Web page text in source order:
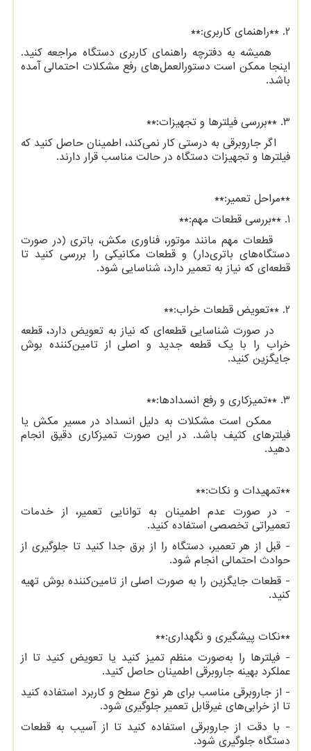
2. **راهنمای کاربری:**
همیشه به دفترچه راهنمای کاربری دستگاه مراجعه کنید.
اینجا ممکن است دستورالعمل‌های رفع مشکلات احتمالی آمده
باشد.
3. **بررسی فیلترها و تجهیزات:**
اگر جاروبرقی به درستی کار نمی‌کند، اطمینان حاصل کنید که
فیلترها و تجهیزات دستگاه در حالت مناسب قرار دارند.
**مراحل تعمیر:**
1. **بررسی قطعات مهم:**
قطعات مهم مانند موتور، فناوری مکش، باتری (در صورت
دستگاه‌های باتری‌دار) و قطعات مکانیکی را بررسی کنید تا
قطعه‌ای که نیاز به تعمیر دارد، شناسایی شود.
2. **تعویض قطعات خراب:**
در صورت شناسایی قطعه‌ای که نیاز به تعویض دارد، قطعه
خراب را با یک قطعه جدید و اصلی از تامین‌کننده بوش
جایگزین کنید.
3. **تمیزکاری و رفع انسدادها:**
ممکن است مشکلات به دلیل انسداد در مسیر مکش یا
فیلترهای کثیف باشد. در این صورت تمیزکاری دقیق انجام
دهید.
**تمهیدات و نکات:**
- در صورت عدم اطمینان به توانایی تعمیر، از خدمات
تعمیراتی تخصصی استفاده کنید.
- قبل از هر تعمیر، دستگاه را از برق جدا کنید تا جلوگیری از
حوادث احتمالی انجام شود.
- قطعات جایگزین را به صورت اصلی از تامین‌کننده بوش تهیه
کنید.
**نکات پیشگیری و نگهداری:**
- فیلترها را به‌صورت منظم تمیز کنید یا تعویض کنید تا از
عملکرد بهینه جاروبرقی اطمینان حاصل کنید.
- از جاروبرقی مناسب برای هر نوع سطح و کاربرد استفاده کنید
تا از خرابی‌های غیرقابل تعمیر جلوگیری شود.
- با دقت از جاروبرقی استفاده کنید تا از آسیب به قطعات
دستگاه جلوگیری شود.